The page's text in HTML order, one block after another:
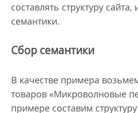
составлять структуру сайта,
семантики.
Сбор семантики
В качестве примера
товаров «Микроволновые
примере составим